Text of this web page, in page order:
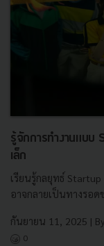
รู้จักการทำงานแบ
เล็ก
เรียนรู้กลยุทธ์
อาจกลายเป็นทางรอ
กันยายน 11, 2025 | By
0